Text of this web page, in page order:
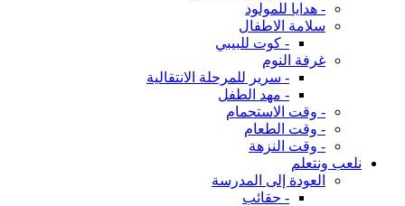
- هدايا للمولود
سلامة الاطفال
- كوت للبيبي
غرفة النوم
- سرير للمرحلة الانتقالية
- مهد الطفل
- وقت الاستحمام
- وقت الطعام
- وقت النزهة
نلعب ونتعلم
العودة إلى المدرسة
- حقائب